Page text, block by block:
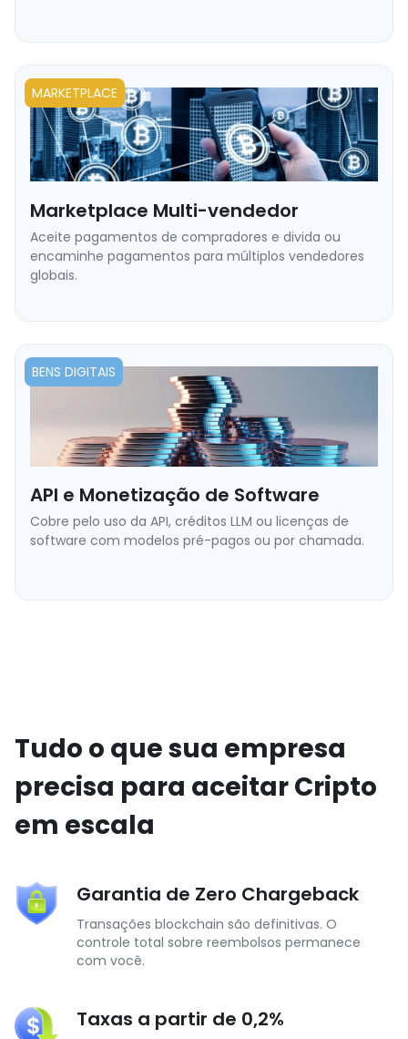
MARKETPLACE
Marketplace Multi-vendedor
Aceite pagamentos de compradores e divida ou
encaminhe pagamentos para múltiplos vendedores
globais.
BENS DIGITAIS
API e Monetização de Software
Cobre pelo uso da API, créditos LLM ou licenças de
software com modelos pré-pagos ou por chamada.
Tudo o que sua empresa
precisa para aceitar Cripto
em escala
Garantia de Zero Chargeback
Transações blockchain são definitivas. O
controle total sobre reembolsos permanece
com você.
Taxas a partir de 0,2%